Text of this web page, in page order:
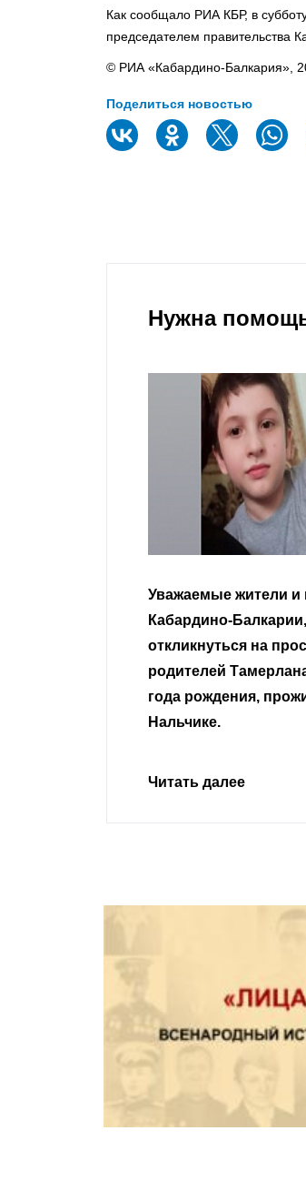
Как сообщало РИА КБР, в
председателем правительства
© РИА «Кабардино-Балкария»,
Поделиться новостью
Нужна
Уважаемые жители и
Кабардино-
откликнуться на
родителей
года рождения,
Нальчике.
Читать далее